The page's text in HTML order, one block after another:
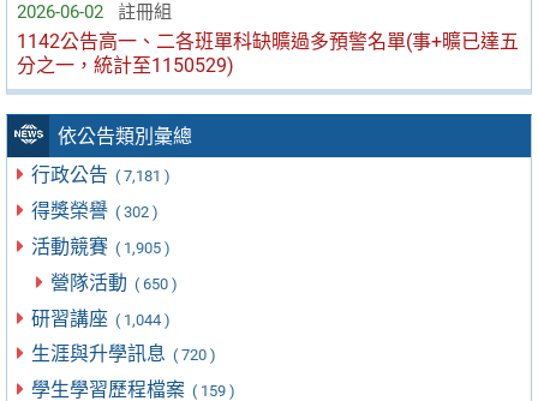
2026-06-02 註冊組
1142公告高一、二各班單科缺曠過多預警名單(事+曠已達五
分之一，統計至1150529)
依公告類別彙總
行政公告 ( 7,181 )
得獎榮譽 ( 302 )
活動競賽 ( 1,905 )
營隊活動 ( 650 )
研習講座 ( 1,044 )
生涯與升學訊息 ( 720 )
學生學習歷程檔案 ( 159 )